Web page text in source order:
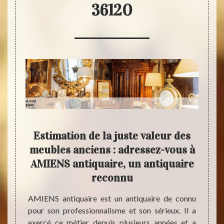
36120
et
le
Si
que
Estimation de la juste valeur des
meubles anciens : adressez-vous à
AMIENS antiquaire, un antiquaire
reconnu
AMIENS antiquaire est un antiquaire de connu
pour son professionnalisme et son sérieux. Il a
A
Le
un
ne